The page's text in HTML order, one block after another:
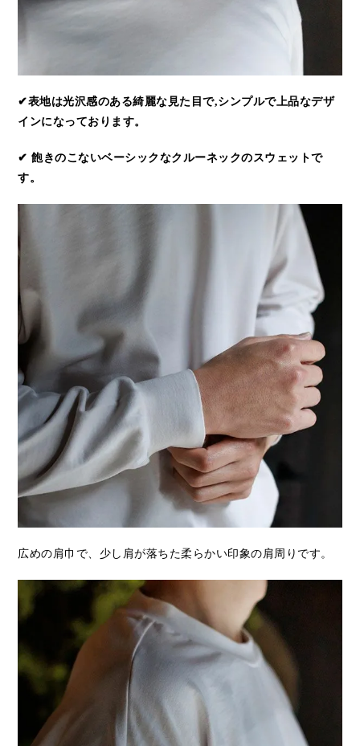
✔表地は光沢感のある綺麗な見た目で,シンプルで上品なデザ
インになっております。
✔ 飽きのこないベーシックなクルーネックのスウェットで
す。
広めの肩巾で、少し肩が落ちた柔らかい印象の肩周りです。